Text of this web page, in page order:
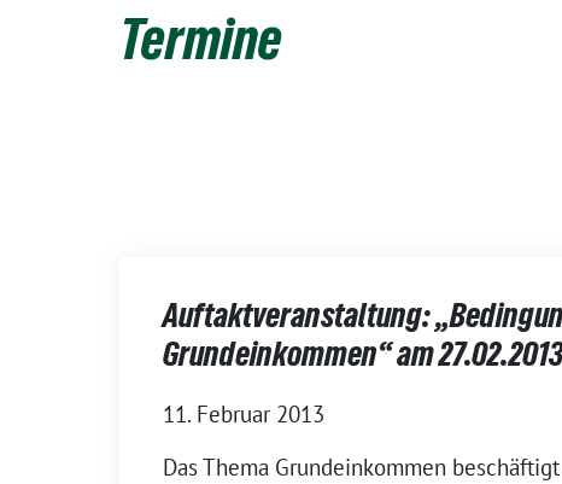
Termine
Auftaktveranstaltung:
Grundeinkommen“ am 27.02.2013
11. Februar 2013
Das Thema Grundeinkommen